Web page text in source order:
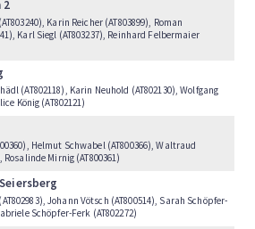
2
Karin Reicher (AT803899), Roman
Karl Siegl (AT803237), Reinhard Felbermaier
(AT802118), Karin Neuhold (AT802130), Wolfgang
König (AT802121)
Helmut Schwabel (AT800366), Waltraud
Rosalinde Mirnig (AT800361)
Johann Vötsch (AT800514), Sarah Schöpfer-
Schöpfer-Ferk (AT802272)